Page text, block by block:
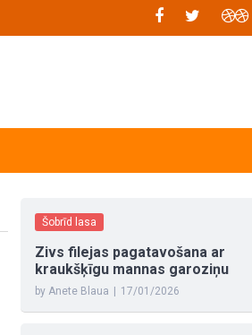
Šobrīd lasa
Zivs filejas pagatavošana ar
kraukšķīgu mannas garoziņu
by Anete Blaua 17/01/2026